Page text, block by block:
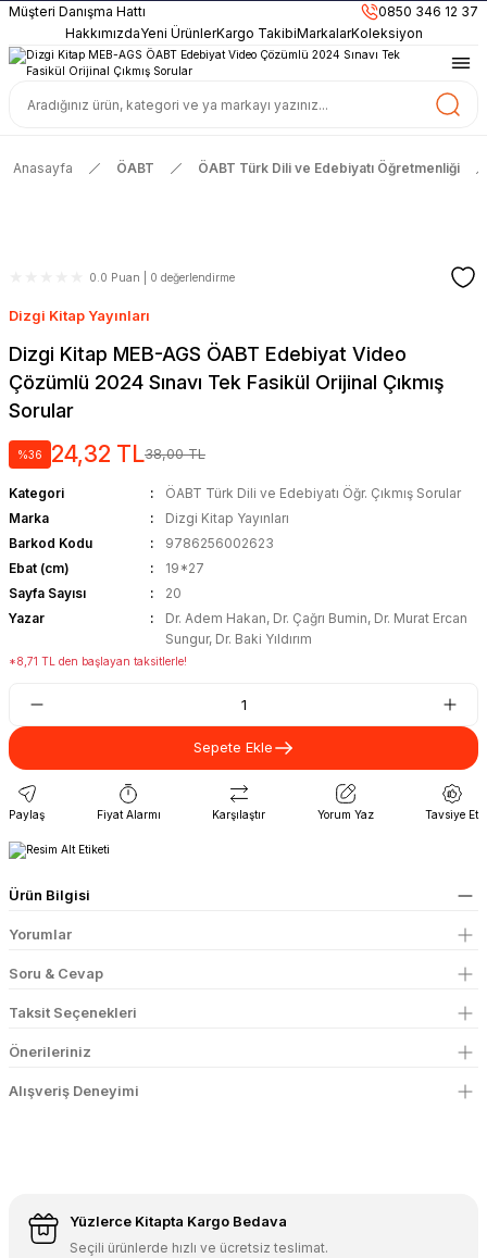
899TLve Üzeri Alışverişlerinizde
KARGO BEDAVA
Güncel ve Sınav Odaklı Kaynaklar
HakkımızdaYeni ÜrünlerKargo TakibiMarkalarKoleksiyon
Müşteri Danışma Hattı 0850 346 12 37
Anasayfa ÖABT ÖABT Türk Dili ve Edebiyatı Öğretmenliği
0.0 Puan | 0 değerlendirme
Dizgi Kitap Yayınları
Dizgi Kitap MEB-AGS ÖABT Edebiyat Video
Çözümlü 2024 Sınavı Tek Fasikül Orijinal Çıkmış
Sorular
%36 24,32 TL38,00 TL
Kategori
ÖABT Türk Dili ve Edebiyatı Öğr. Çıkmış Sorular
Marka
Dizgi Kitap Yayınları
Barkod Kodu
9786256002623
Ebat (cm)
19*27
Sayfa Sayısı
20
Yazar
Dr. Adem Hakan, Dr. Çağrı Bumin, Dr. Murat Ercan
Sungur, Dr. Baki Yıldırım
*8,71 TL den başlayan taksitlerle!
Sepete Ekle
Paylaş Fiyat Alarmı Karşılaştır Yorum Yaz Tavsiye Et
Ürün Bilgisi
Yorumlar
Soru & Cevap
Taksit Seçenekleri
Önerileriniz
Alışveriş Deneyimi
Yüzlerce Kitapta Kargo Bedava
Seçili ürünlerde hızlı ve ücretsiz teslimat.